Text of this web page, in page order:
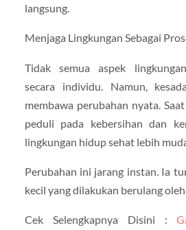
langsung.
Menjaga Lingkungan Sebagai
Tidak semua aspek
secara individu. Namun,
membawa perubahan nyata.
peduli pada kebersihan dan
lingkungan hidup sehat lebih
Perubahan ini jarang instan. Ia
kecil yang dilakukan berulang
Cek Selengkapnya Disini :